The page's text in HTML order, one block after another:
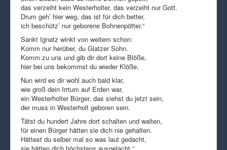
das verzeiht kein Westerholter, das verzeiht nur Gott.
Drum geh’ hier weg, das ist für dich better,
ich beschütz’ nur geborene Bohnenpötter.“
Sankt Ignatz winkt von weitem schon:
Komm nur herüber, du Glatzer Sohn.
Komm zu uns und gib dir dort keine Blöße,
hier bei uns bekommst du wieder Klöße.
Nun wird es dir wohl auch bald klar,
wie groß dein Irrtum auf Erden war,
ein Westerholter Bürger, das siehst du jetzt sein,
der muss in Westerholt geboren sein.
Tätst du hundert Jahre dort schalten und walten,
für einen Bürger hätten sie dich nie gehalten.
Hättest du selber mal so was laut gedacht,
sie hätten dich höchstens ausgelacht.“